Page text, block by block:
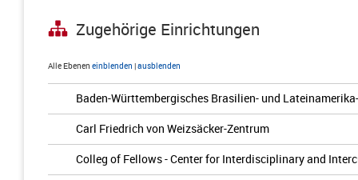
Zugehörige Einrichtungen
Alle Ebenen einblenden |ausblenden
Baden-Württembergisches Brasilien- und
Carl Friedrich von Weizsäcker-Zentrum
Colleg of Fellows - Center for Interdisciplinary and